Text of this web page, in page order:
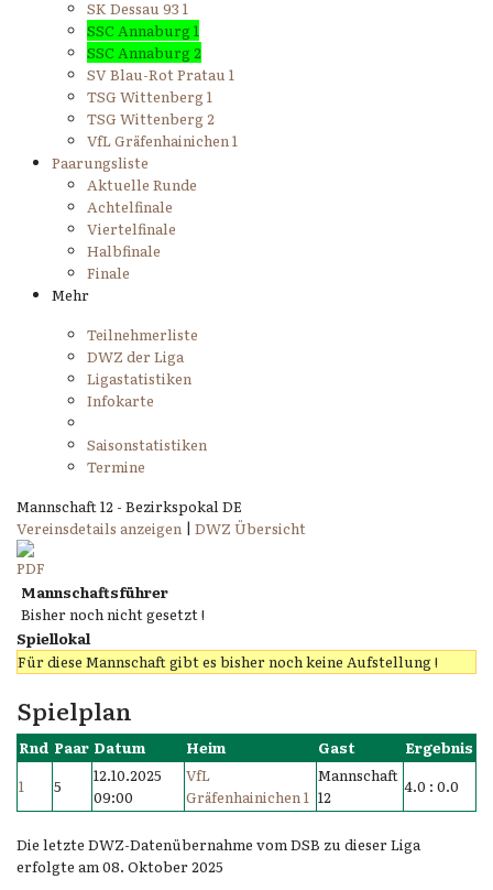
SK Dessau 93 1
SSC Annaburg 1
SSC Annaburg 2
SV Blau-Rot Pratau 1
TSG Wittenberg 1
TSG Wittenberg 2
VfL Gräfenhainichen 1
Paarungsliste
Aktuelle Runde
Achtelfinale
Viertelfinale
Halbfinale
Finale
Mehr
Teilnehmerliste
DWZ der Liga
Ligastatistiken
Infokarte
Saisonstatistiken
Termine
Mannschaft 12 - Bezirkspokal DE
Vereinsdetails anzeigen | DWZ Übersicht
Mannschaftsführer
Bisher noch nicht gesetzt !
Spiellokal
Für diese Mannschaft gibt es bisher noch keine Aufstellung !
Spielplan
Rnd Paar Datum Heim Gast
Ergebnis
1
5
12.10.2025
09:00
VfL
Gräfenhainichen 1
Mannschaft
12
4.0 : 0.0
Die letzte DWZ-Datenübernahme vom DSB zu dieser Liga
erfolgte am 08. Oktober 2025